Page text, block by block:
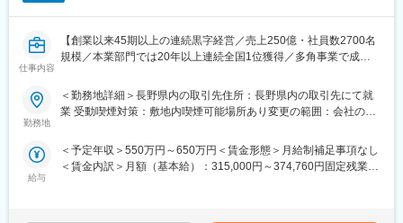
仕事内容
【創業以来45期以上の連続黒字経営／売上250億・社員数2700名
規模／本業部門では20年以上連続全国1位獲得／多角事業で成長
【職務概要】
インフラなど大規模な案件を担当することが多く、公共工事が円
滑に進むよう施工管理や資料作成業務などを担当していただきま
勤務地
＜勤務地詳細＞長野県内の取引先住所：長野県内の取引先にて就
業 受動喫煙対策：敷地内喫煙可能場所あり変更の範囲：会社の定
給与
＜予定年収＞550万円～650万円＜賃金形態＞月給制補足事項なし
＜賃金内訳＞月額（基本給）：315,000円～374,760円固定残業手